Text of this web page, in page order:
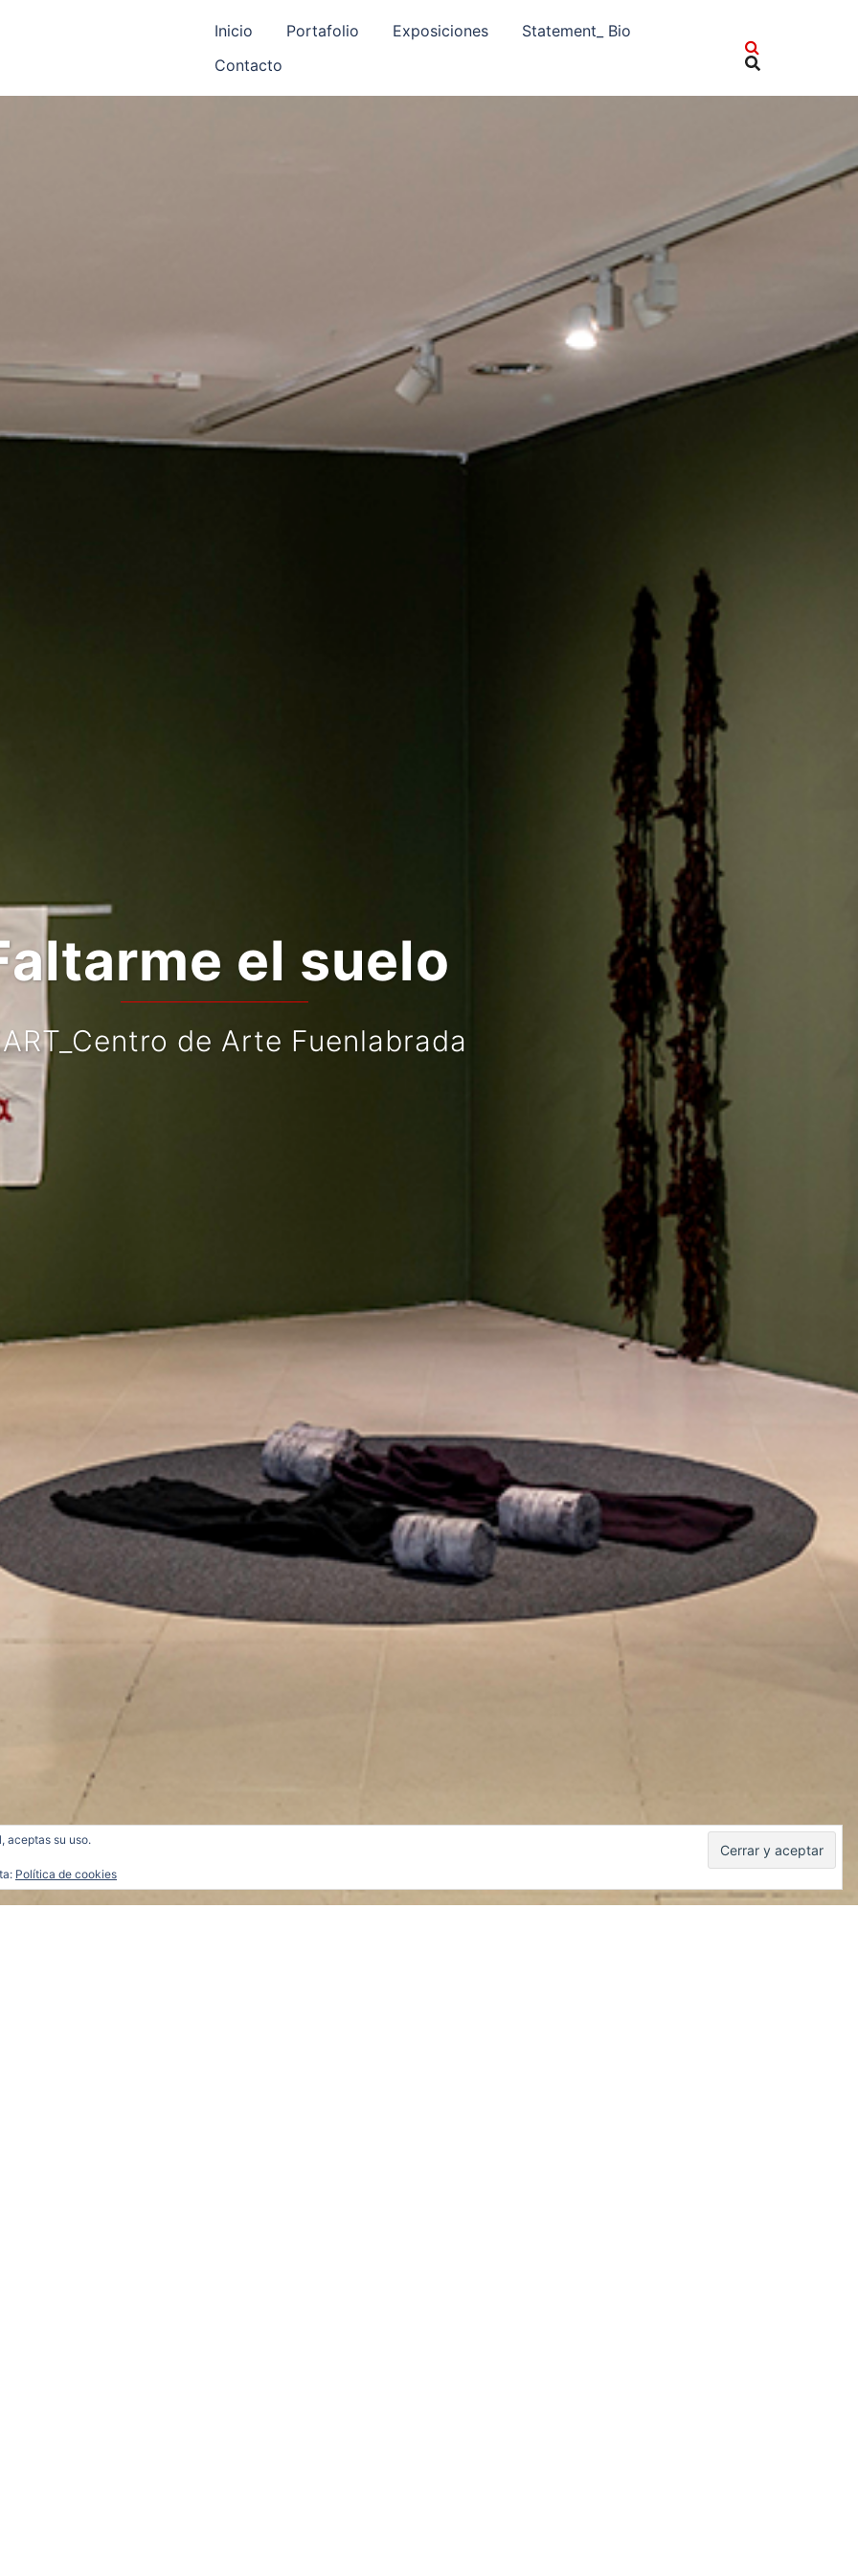
Inicio Portafolio Exposiciones
Statement_ Bio
Contacto
el suelo
de Arte Fuenlabrada
aceptas su uso.
Política de cookies